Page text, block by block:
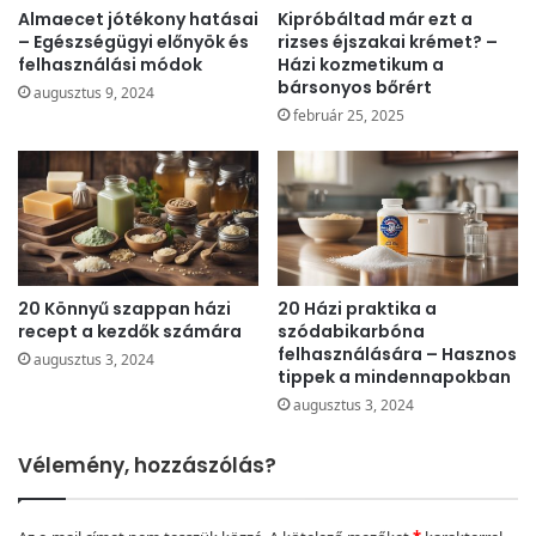
Almaecet jótékony hatásai
– Egészségügyi előnyök és
felhasználási módok
augusztus 9, 2024
Kipróbáltad már ezt a
rizses éjszakai krémet? –
Házi kozmetikum a
bársonyos bőrért
február 25, 2025
20 Könnyű szappan házi
recept a kezdők számára
augusztus 3, 2024
20 Házi praktika a
szódabikarbóna
felhasználására – Hasznos
tippek a mindennapokban
augusztus 3, 2024
Vélemény, hozzászólás?